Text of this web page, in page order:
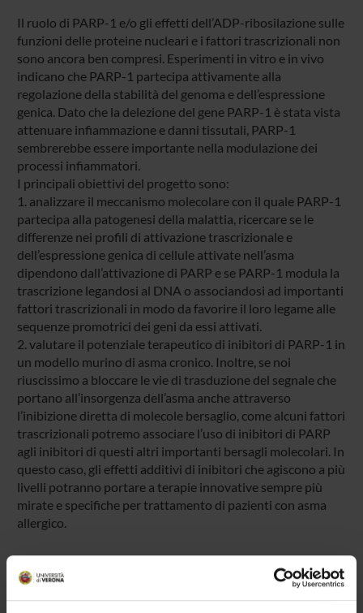
Il ruolo di PARP-1 e/o gli effetti dell’ADP-ribosilazione sulle
funzioni delle proteine nucleari e i fattori trascrizionali non
sono ancora ben compresi. Esperimenti in vitro e in vivo
indicano che PARP-1 partecipa attivamente alla
regolazione della stabilità del genoma e dell’espressione
genica. Dato che la delezione del gene PARP-1 è stata vista
attenuare infiammazione e danni tissutali, PARP-1
sembrerebbe essere importante nella modulazione dei
processi infiammatori.
I principali obiettivi del progetto sono:
1. analizzare il meccanismo molecolare con il quale PARP-1
partecipa alla patogenesi della malattia, ricercare se le
differenze nei profili di attivazione trascrizionale e
dell’espressione genica di cellule attivate nell’asma
dipendono dall’attivazione di PARP e se PARP-1 modula la
trascrizione legandosi al DNA o associandosi ad importanti
fattori trascrizionali in modo da favorire il loro legame alle
sequenze promotrici dei geni da essi attivati.
2. valutare il potenziale terapeutico di inibitori di PARP-1 in
un modello murino di asma cronico. Inoltre, se noi
riuscissimo a bloccare le vie di trasduzione del segnale che
portano all’insorgenza dell’asma anche attraverso
l’inibizione diretta di molecole bersaglio, come alcuni fattori
trascrizionali potremo associare l’uso di inibitori di PARP
agli inibitori di questi altri importanti bersagli molecolari. In
questo caso, gli effetti additivi di inibitori che agiscono a più
livelli potranno portare a terapie innovative sempre più
mirate e specifiche per trattamento di pazienti con asma
allergico.